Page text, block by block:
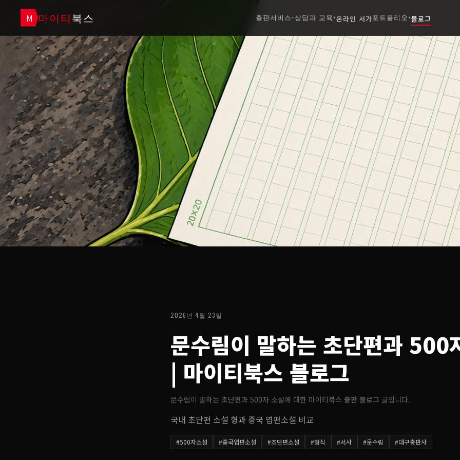
M 마이티 북스 출판서비스 +상담과 교육 +온라인 서가 포트폴리오 +블로그
2026년 4월 23일
문수림이 말하는 초단편과 500
| 마이티북스 블로그
문수림이 말하는 초단편과 500자 소설에 대한 마이티북스 출판 블로그 글입니다.
국내 초단편 소설 형과 중국 엽편소설 비교
#500자소설 #중국엽편소설 #초단편소설 #형식 #서사 #문수림 #대구출판사